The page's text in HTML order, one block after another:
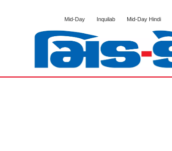
Mid-Day Inquilab Mid-Day Hindi